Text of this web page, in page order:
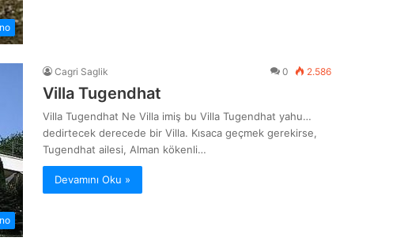
Cagri Saglik 0 2.586
Villa Tugendhat
Villa Tugendhat Ne Villa imiş bu Villa Tugendhat yahu…
dedirtecek derecede bir Villa. Kısaca geçmek gerekirse,
Tugendhat ailesi, Alman kökenli…
Devamını Oku »